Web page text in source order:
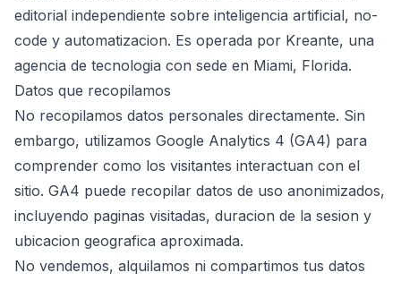
editorial independiente sobre inteligencia artificial, no-
code y automatizacion. Es operada por Kreante, una
agencia de tecnologia con sede en Miami, Florida.
Datos que recopilamos
No recopilamos datos personales directamente. Sin
embargo, utilizamos Google Analytics 4 (GA4) para
comprender como los visitantes interactuan con el
sitio. GA4 puede recopilar datos de uso anonimizados,
incluyendo paginas visitadas, duracion de la sesion y
ubicacion geografica aproximada.
No vendemos, alquilamos ni compartimos tus datos